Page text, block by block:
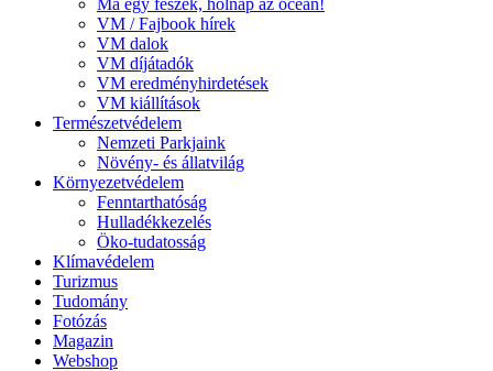
Ma egy fészek, holnap az óceán!
VM / Fajbook hírek
VM dalok
VM díjátadók
VM eredményhirdetések
VM kiállítások
Természetvédelem
Nemzeti Parkjaink
Növény- és állatvilág
Környezetvédelem
Fenntarthatóság
Hulladékkezelés
Öko-tudatosság
Klímavédelem
Turizmus
Tudomány
Fotózás
Magazin
Webshop